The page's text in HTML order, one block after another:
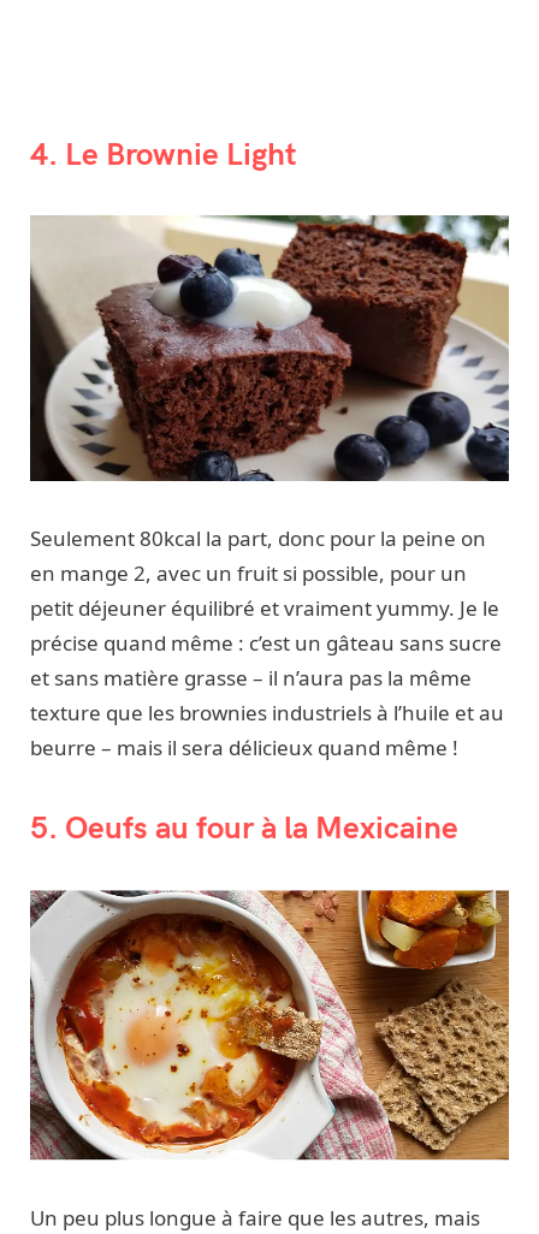
4. Le Brownie Light
Seulement 80kcal la part, donc pour la peine on
en mange 2, avec un fruit si possible, pour un
petit déjeuner équilibré et vraiment yummy. Je le
précise quand même : c’est un gâteau sans sucre
et sans matière grasse – il n’aura pas la même
texture que les brownies industriels à l’huile et au
beurre – mais il sera délicieux quand même !
5. Oeufs au four à la Mexicaine
Un peu plus longue à faire que les autres, mais